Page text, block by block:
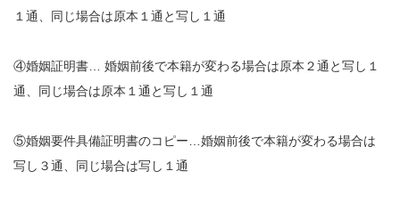
１通、同じ場合は原本１通と写し１通
④婚姻証明書… 婚姻前後で本籍が変わる場合は原本２通と写し１
通、同じ場合は原本１通と写し１通
⑤婚姻要件具備証明書のコピー…婚姻前後で本籍が変わる場合は
写し３通、同じ場合は写し１通